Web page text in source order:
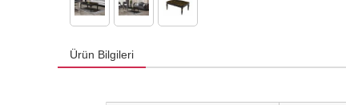
Ürün Bilgileri